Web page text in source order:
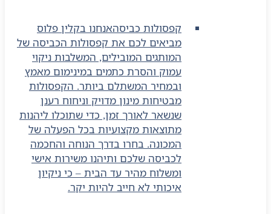
קפסולות כביסהאנחנו בקלין פלוס
מביאים לכם את קפסולות הכביסה של
המותגים המובילים, המשלבות ניקוי
עמוק והסרת כתמים במינימום מאמץ
ובמחיר המשתלם ביותר. הקפסולות
מבטיחות מינון מדויק וניחוח רענן
שנשאר לאורך זמן, כדי שתוכלו ליהנות
מתוצאות מקצועיות בכל הפעלה של
המכונה. בחרו בדרך הנוחה והחכמה
לכביסה שלכם ותיהנו משירות אישי
ומשלוח מהיר עד הבית – כי ניקיון
איכותי לא חייב להיות יקר.